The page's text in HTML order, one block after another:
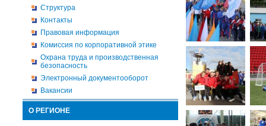
Структура
Контакты
Правовая информация
Комиссия по корпоративной этике
Охрана труда и производственная
безопасность
Электронный документооборот
Вакансии
О РЕГИОНЕ